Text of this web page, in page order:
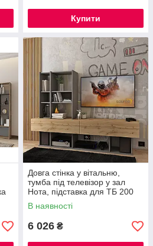
Купити
Довга стінка у вітальню,
тумба під телевізор у зал
Нота, підставка для ТБ 200
см
В наявності
6 026 ₴